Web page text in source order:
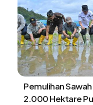
Pemulihan
2.000 Hektare